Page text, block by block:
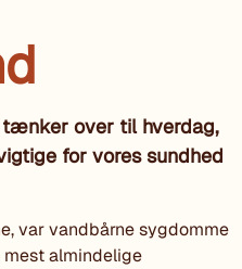
over til hverdag,
for vores sundhed
var vandbårne sygdomme
almindelige